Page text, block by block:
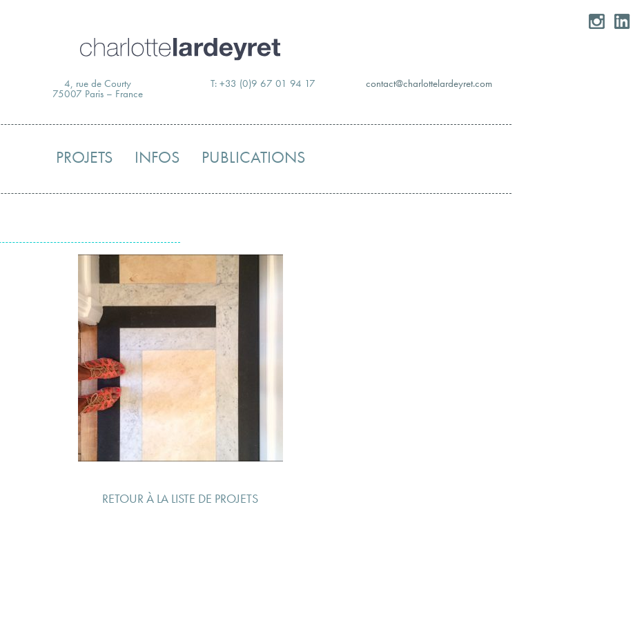
Skip
to
4, rue de Courty
75007 Paris – France
T: +33 (0)9 67 01 94 17 moc.teryedralettolrahc@tcatnoc
PROJETS INFOS PUBLICATIONS
RETOUR À LA LISTE DE PROJETS